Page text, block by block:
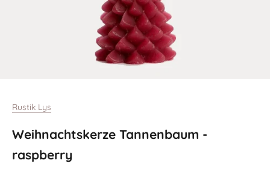
Rustik Lys
Weihnachtskerze Tannenbaum -
raspberry